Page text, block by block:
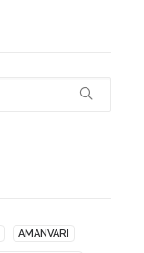
AMANVARI